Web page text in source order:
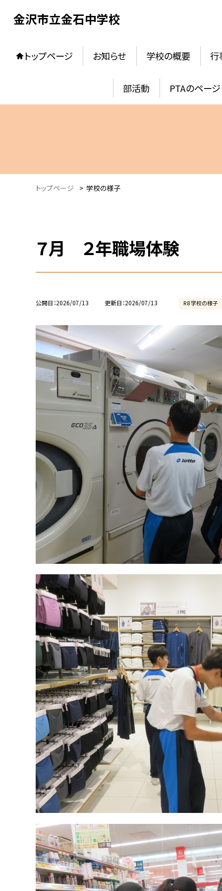
金沢市立金石中学校
トップページ お知らせ 学校の概要 行
部活動 PTAのページ
トップページ > 学校の様子
７月 ２年職場体験
公開日 2026/07/13 更新日 2026/07/13 R8 学校の様子